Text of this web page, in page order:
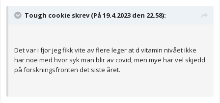
Tough cookie skrev (På 19.4.2023 den 22.58):
Det var i fjor jeg fikk vite av flere leger at d vitamin nivået ikke
har noe med hvor syk man blir av covid, men mye har vel skjedd
på forskningsfronten det siste året.